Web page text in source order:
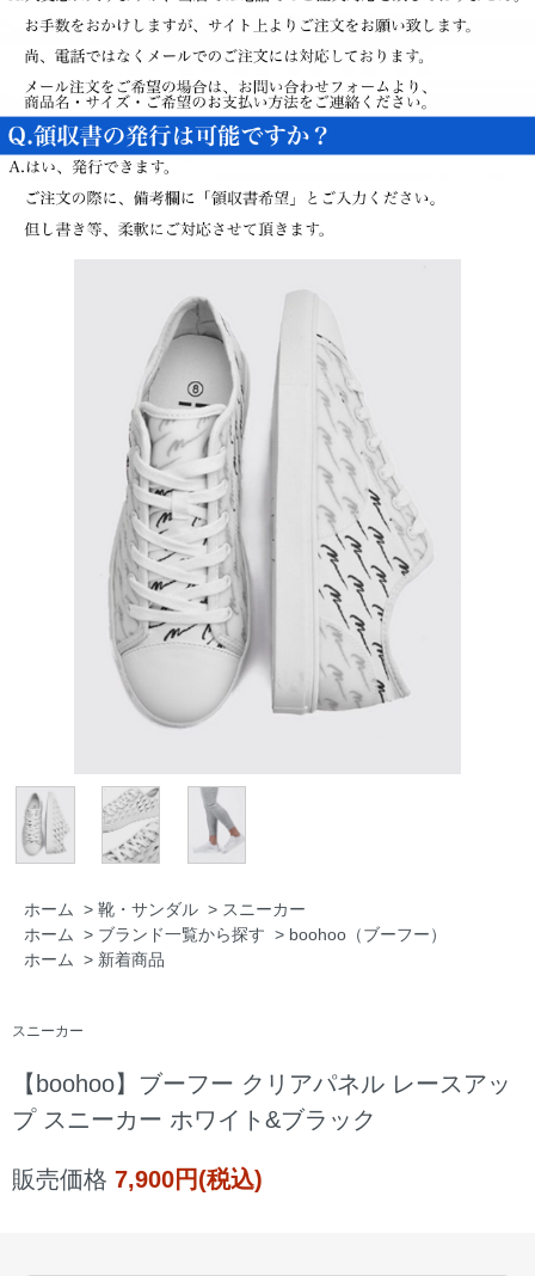
ホーム > 靴・サンダル > スニーカー
ホーム > ブランド一覧から探す > boohoo（ブーフー）
ホーム > 新着商品
スニーカー
【boohoo】ブーフー クリアパネル レースアッ
プ スニーカー ホワイト&ブラック
販売価格 7,900円(税込)